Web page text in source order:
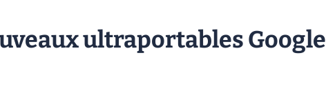
ultraportables Google